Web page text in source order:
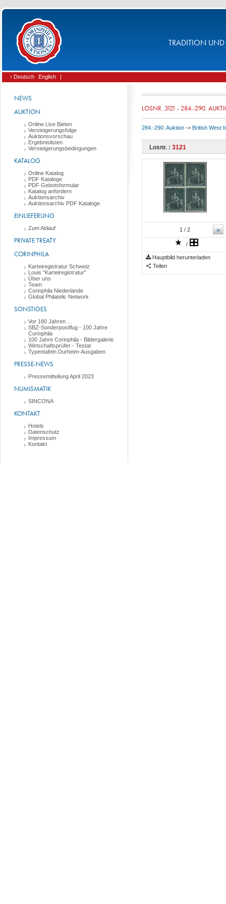
TRADITION UND
› Deutsch English |
NEWS
AUKTION
Online Live Bieten
Versteigerungsfolge
Auktionsvorschau
Ergebnislisten
Versteigerungsbedingungen
KATALOG
Online Katalog
PDF Kataloge
PDF Gebotsformular
Katalog anfordern
Auktionsarchiv
Auktionsarchiv PDF Kataloge
EINLIEFERUNG
Zum Ablauf
PRIVATE TREATY
CORINPHILA
Karteiregistratur Schweiz
Louis "Karteiregistratur"
Über uns
Team
Corinphila Niederlande
Global Philatelic Network
SONSTIGES
Vor 180 Jahren ...
SBZ-Sonderpostflug - 100 Jahre
Corinphila
100 Jahre Corinphila - Bildergalerie
Wirtschaftsprüfer - Testat
Typentafeln Durheim-Ausgaben
PRESSE-NEWS
Pressemitteilung April 2023
NUMISMATIK
SINCONA
KONTAKT
Hotels
Datenschutz
Impressum
Kontakt
LOSNR. 3121 - 284.-290.
284.-290. Auktion -> British West
Losnr. : 3121
»
1 / 2
/
Hauptbild herunterladen
Teilen